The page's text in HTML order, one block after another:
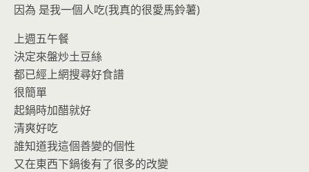
因為 是我一個人吃(我真的很愛馬鈴薯)
上週五午餐
決定來盤炒土豆絲
都已經上網搜尋好食譜
很簡單
起鍋時加醋就好
清爽好吃
誰知道我這個善變的個性
又在東西下鍋後有了很多的改變